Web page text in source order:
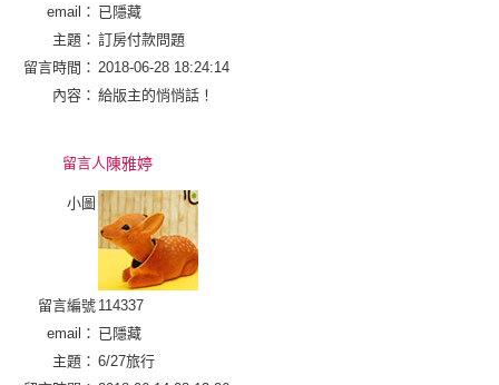
email： 已隱藏
主題： 訂房付款問題
留言時間： 2018-06-28 18:24:14
內容： 給版主的悄悄話！
留言人 陳雅婷
小圖
留言編號 114337
email： 已隱藏
主題： 6/27旅行